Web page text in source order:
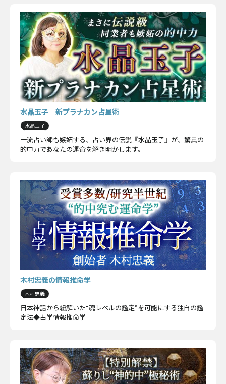
水晶玉子｜新プラナカン占星術
水晶玉子
一流占い師も嫉妬する、占い界の伝説『水晶玉子』が、驚異の
的中力であなたの運命を解き明かします。
木村忠義の情報推命学
木村忠義
日本神話から紐解いた“魂レベルの鑑定”を可能にする独自の鑑
定法◆占学情報推命学